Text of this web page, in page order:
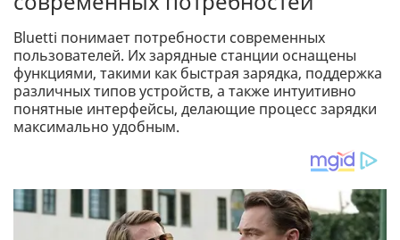
Bluetti понимает потребности современных
пользователей. Их зарядные станции оснащены
функциями, такими как быстрая зарядка, поддержка
различных типов устройств, а также интуитивно
понятные интерфейсы, делающие процесс зарядки
максимально удобным.